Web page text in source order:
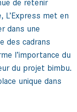
de retenir
L’Express met en
dans une
des cadrans
l’importance du
du projet bimbu.
unique dans